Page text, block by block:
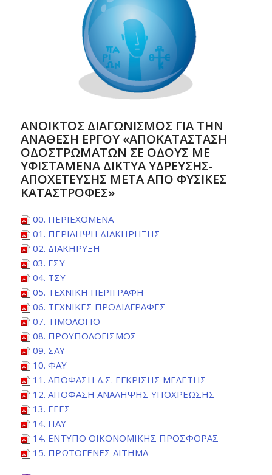
ΑΝΟΙΚΤΟΣ ΔΙΑΓΩΝΙΣΜΟΣ ΓΙΑ ΤΗΝ
ΑΝΑΘΕΣΗ ΕΡΓΟΥ «ΑΠΟΚΑΤΑΣΤΑΣΗ
ΟΔΟΣΤΡΩΜΑΤΩΝ ΣΕ ΟΔΟΥΣ ΜΕ
ΥΦΙΣΤΑΜΕΝΑ ΔΙΚΤΥΑ ΥΔΡΕΥΣΗΣ-
ΑΠΟΧΕΤΕΥΣΗΣ ΜΕΤΑ ΑΠΟ ΦΥΣΙΚΕΣ
ΚΑΤΑΣΤΡΟΦΕΣ»
00. ΠΕΡΙΕΧΟΜΕΝΑ
01. ΠΕΡΙΛΗΨΗ ΔΙΑΚΗΡΗΞΗΣ
02. ΔΙΑΚΗΡΥΞΗ
03. ΕΣΥ
04. ΤΣΥ
05. ΤΕΧΝΙΚΗ ΠΕΡΙΓΡΑΦΗ
06. ΤΕΧΝΙΚΕΣ ΠΡΟΔΙΑΓΡΑΦΕΣ
07. ΤΙΜΟΛΟΓΙΟ
08. ΠΡΟΥΠΟΛΟΓΙΣΜΟΣ
09. ΣΑΥ
10. ΦΑΥ
11. ΑΠΟΦΑΣΗ Δ.Σ. ΕΓΚΡΙΣΗΣ ΜΕΛΕΤΗΣ
12. ΑΠΟΦΑΣΗ ΑΝΑΛΗΨΗΣ ΥΠΟΧΡΕΩΣΗΣ
13. ΕΕΕΣ
14. ΠΑΥ
14. ΕΝΤΥΠΟ ΟΙΚΟΝΟΜΙΚΗΣ ΠΡΟΣΦΟΡΑΣ
15. ΠΡΩΤΟΓΕΝΕΣ ΑΙΤΗΜΑ